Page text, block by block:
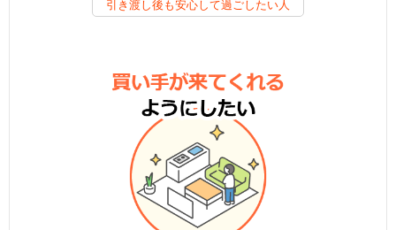
引き渡し後も安心して過ごしたい人